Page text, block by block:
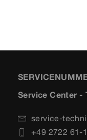
Service Center -
service-
+49 2722 61-